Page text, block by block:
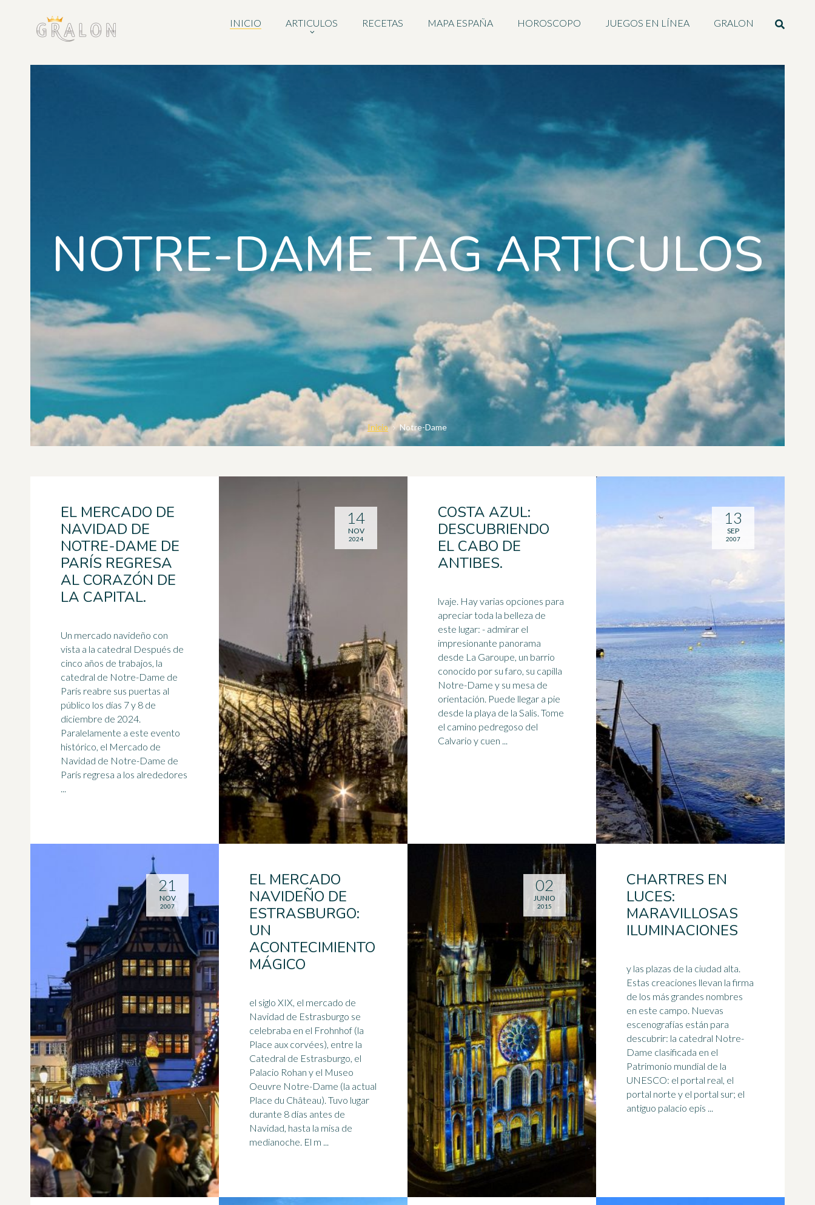
INICIO ARTICULOS RECETAS MAPA ESPAÑA HOROSCOPO JUEGOS EN LÍNEA GRALON
NOTRE-DAME TAG ARTICULOS
Inicio Notre-Dame
EL MERCADO DE
NAVIDAD DE
NOTRE-DAME DE
PARÍS REGRESA
AL CORAZÓN DE
LA CAPITAL.
Un mercado navideño con
vista a la catedral Después de
cinco años de trabajos, la
catedral de Notre-Dame de
París reabre sus puertas al
público los días 7 y 8 de
diciembre de 2024.
Paralelamente a este evento
histórico, el Mercado de
Navidad de Notre-Dame de
París regresa a los alrededores
...
14
NOV
2024
COSTA AZUL:
DESCUBRIENDO
EL CABO DE
ANTIBES.
lvaje. Hay varias opciones para
apreciar toda la belleza de
este lugar: - admirar el
impresionante panorama
desde La Garoupe, un barrio
conocido por su faro, su capilla
Notre-Dame y su mesa de
orientación. Puede llegar a pie
desde la playa de la Salis. Tome
el camino pedregoso del
Calvario y cuen ...
13
SEP
2007
EL MERCADO
NAVIDEÑO DE
ESTRASBURGO:
UN
ACONTECIMIENTO
MÁGICO
el siglo XIX, el mercado de
Navidad de Estrasburgo se
celebraba en el Frohnhof (la
Place aux corvées), entre la
Catedral de Estrasburgo, el
Palacio Rohan y el Museo
Oeuvre Notre-Dame (la actual
Place du Château). Tuvo lugar
durante 8 días antes de
Navidad, hasta la misa de
medianoche. El m ...
21
NOV
2007
CHARTRES EN
LUCES:
MARAVILLOSAS
ILUMINACIONES
y las plazas de la ciudad alta.
Estas creaciones llevan la firma
de los más grandes nombres
en este campo. Nuevas
escenografías están para
descubrir: la catedral Notre-
Dame clasificada en el
Patrimonio mundial de la
UNESCO: el portal real, el
portal norte y el portal sur; el
antiguo palacio epis ...
02
JUNIO
2015